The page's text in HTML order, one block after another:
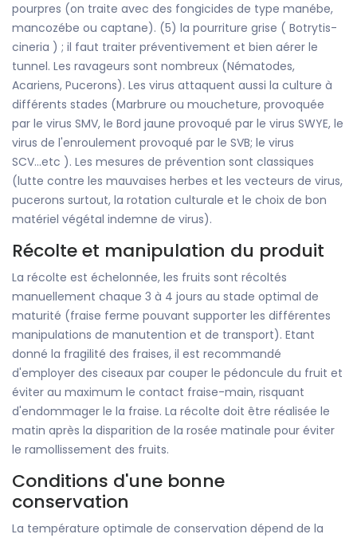
pourpres (on traite avec des fongicides de type manébe,
mancozébe ou captane). (5) la pourriture grise ( Botrytis-
cineria ) ; il faut traiter préventivement et bien aérer le
tunnel. Les ravageurs sont nombreux (Nématodes,
Acariens, Pucerons). Les virus attaquent aussi la culture à
différents stades (Marbrure ou moucheture, provoquée
par le virus SMV, le Bord jaune provoqué par le virus SWYE, le
virus de l'enroulement provoqué par le SVB; le virus
SCV...etc ). Les mesures de prévention sont classiques
(lutte contre les mauvaises herbes et les vecteurs de virus,
pucerons surtout, la rotation culturale et le choix de bon
matériel végétal indemne de virus).
Récolte et manipulation du produit
La récolte est échelonnée, les fruits sont récoltés
manuellement chaque 3 à 4 jours au stade optimal de
maturité (fraise ferme pouvant supporter les différentes
manipulations de manutention et de transport). Etant
donné la fragilité des fraises, il est recommandé
d'employer des ciseaux par couper le pédoncule du fruit et
éviter au maximum le contact fraise-main, risquant
d'endommager le la fraise. La récolte doit être réalisée le
matin après la disparition de la rosée matinale pour éviter
le ramollissement des fruits.
Conditions d'une bonne
conservation
La température optimale de conservation dépend de la